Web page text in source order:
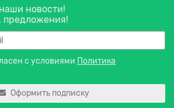
новости!
предложения!
с условиями Политика
Оформить подписку